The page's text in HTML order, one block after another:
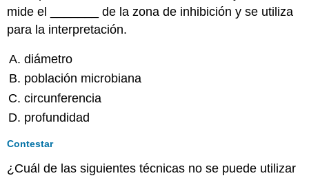
mide el _______ de la zona de inhibición y se utiliza
para la interpretación.
diámetro
población microbiana
circunferencia
profundidad
Contestar
¿Cuál de las siguientes técnicas no se puede utilizar